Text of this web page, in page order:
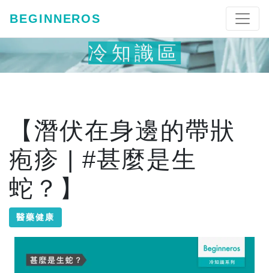
BEGINNEROS
冷知識區
【潛伏在身邊的帶狀
疱疹 | #甚麼是生
蛇？】
醫藥健康